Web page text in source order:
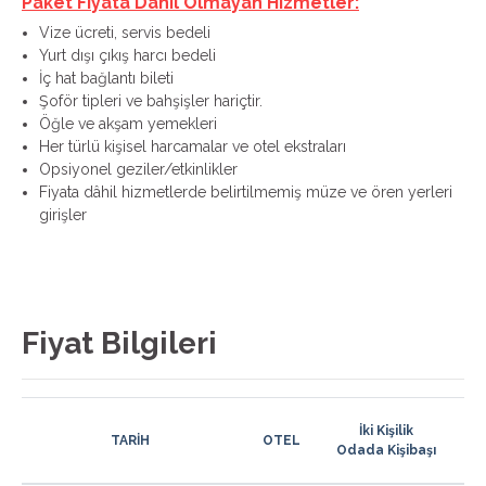
Vize ücreti, servis bedeli
Yurt dışı çıkış harcı bedeli
İç hat bağlantı bileti
Şoför tipleri ve bahşişler hariçtir.
Öğle ve akşam yemekleri
Her türlü kişisel harcamalar ve otel ekstraları
Opsiyonel geziler/etkinlikler
Fiyata dâhil hizmetlerde belirtilmemiş müze ve ören yerleri
girişler
Fiyat Bilgileri
TARİH OTEL
İki Kişilik
Odada Kişibaşı